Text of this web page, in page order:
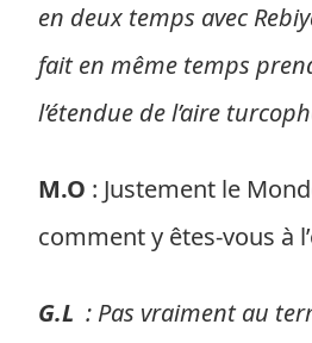
en deux temps avec
fait en même temps
l’étendue de l’aire
M.O : Justement le
comment y êtes-vous à
G.L : Pas vraiment au